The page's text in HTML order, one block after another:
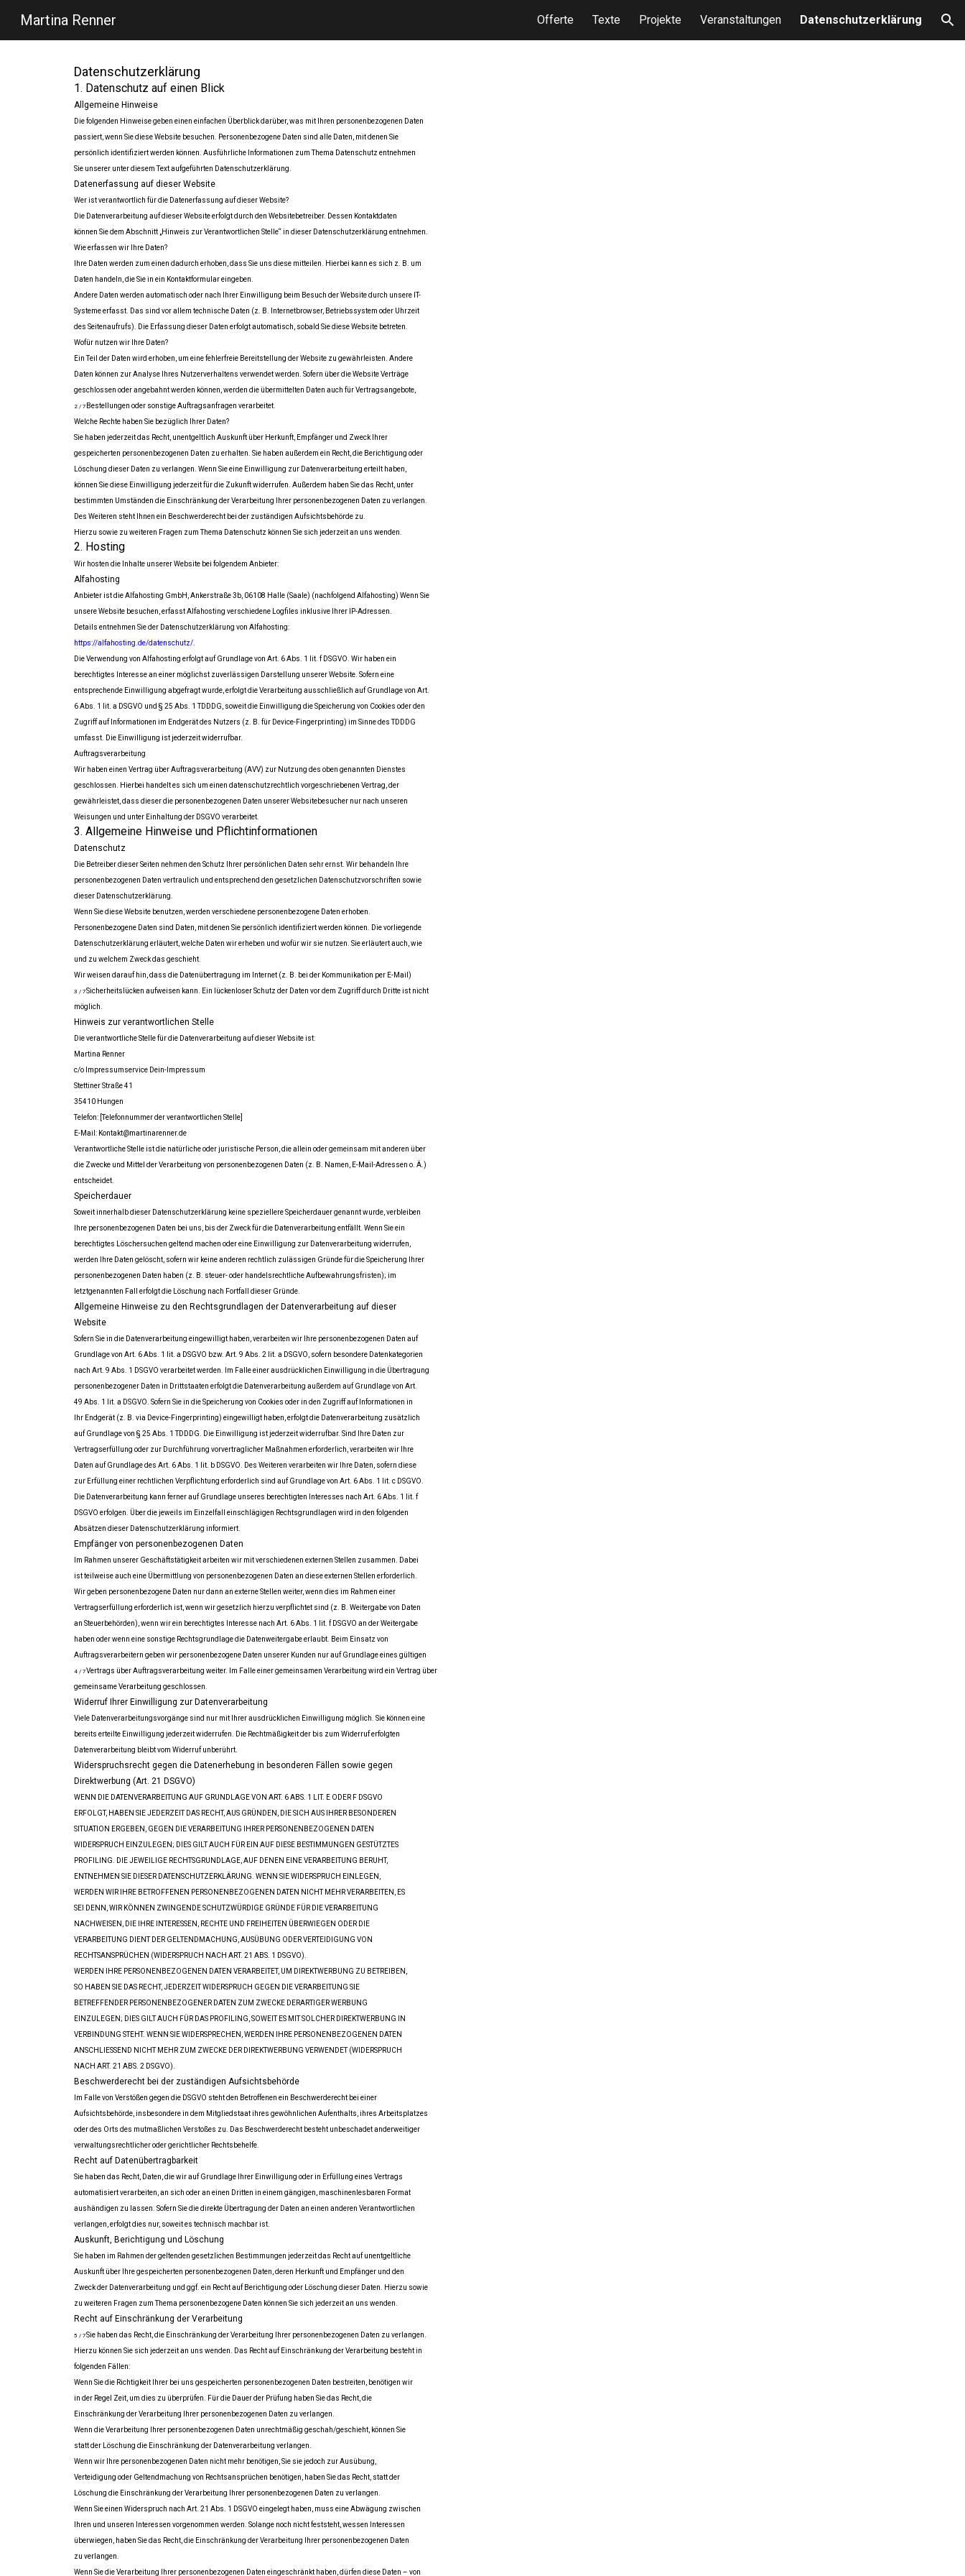
Skip to navigation
Martina Renner Offerte Texte Projekte Veranstaltungen Datenschutzerklärung
Datenschutzerklärung
1. Datenschutz auf einen Blick
Allgemeine Hinweise
Die folgenden Hinweise geben einen einfachen Überblick darüber, was mit Ihren personenbezogenen Daten
passiert, wenn Sie diese Website besuchen. Personenbezogene Daten sind alle Daten, mit denen Sie
persönlich identifiziert werden können. Ausführliche Informationen zum Thema Datenschutz entnehmen
Sie unserer unter diesem Text aufgeführten Datenschutzerklärung.
Datenerfassung auf dieser Website
Wer ist verantwortlich für die Datenerfassung auf dieser Website?
Die Datenverarbeitung auf dieser Website erfolgt durch den Websitebetreiber. Dessen Kontaktdaten
können Sie dem Abschnitt „Hinweis zur Verantwortlichen Stelle“ in dieser Datenschutzerklärung entnehmen.
Wie erfassen wir Ihre Daten?
Ihre Daten werden zum einen dadurch erhoben, dass Sie uns diese mitteilen. Hierbei kann es sich z. B. um
Daten handeln, die Sie in ein Kontaktformular eingeben.
Andere Daten werden automatisch oder nach Ihrer Einwilligung beim Besuch der Website durch unsere IT-
Systeme erfasst. Das sind vor allem technische Daten (z. B. Internetbrowser, Betriebssystem oder Uhrzeit
des Seitenaufrufs). Die Erfassung dieser Daten erfolgt automatisch, sobald Sie diese Website betreten.
Wofür nutzen wir Ihre Daten?
Ein Teil der Daten wird erhoben, um eine fehlerfreie Bereitstellung der Website zu gewährleisten. Andere
Daten können zur Analyse Ihres Nutzerverhaltens verwendet werden. Sofern über die Website Verträge
geschlossen oder angebahnt werden können, werden die übermittelten Daten auch für Vertragsangebote,
2 / 7 Bestellungen oder sonstige Auftragsanfragen verarbeitet.
Welche Rechte haben Sie bezüglich Ihrer Daten?
Sie haben jederzeit das Recht, unentgeltlich Auskunft über Herkunft, Empfänger und Zweck Ihrer
gespeicherten personenbezogenen Daten zu erhalten. Sie haben außerdem ein Recht, die Berichtigung oder
Löschung dieser Daten zu verlangen. Wenn Sie eine Einwilligung zur Datenverarbeitung erteilt haben,
können Sie diese Einwilligung jederzeit für die Zukunft widerrufen. Außerdem haben Sie das Recht, unter
bestimmten Umständen die Einschränkung der Verarbeitung Ihrer personenbezogenen Daten zu verlangen.
Des Weiteren steht Ihnen ein Beschwerderecht bei der zuständigen Aufsichtsbehörde zu.
Hierzu sowie zu weiteren Fragen zum Thema Datenschutz können Sie sich jederzeit an uns wenden.
2. Hosting
Wir hosten die Inhalte unserer Website bei folgendem Anbieter:
Alfahosting
Anbieter ist die Alfahosting GmbH, Ankerstraße 3b, 06108 Halle (Saale) (nachfolgend Alfahosting) Wenn Sie
unsere Website besuchen, erfasst Alfahosting verschiedene Logfiles inklusive Ihrer IP-Adressen.
Details entnehmen Sie der Datenschutzerklärung von Alfahosting:
https://alfahosting.de/datenschutz/.
Die Verwendung von Alfahosting erfolgt auf Grundlage von Art. 6 Abs. 1 lit. f DSGVO. Wir haben ein
berechtigtes Interesse an einer möglichst zuverlässigen Darstellung unserer Website. Sofern eine
entsprechende Einwilligung abgefragt wurde, erfolgt die Verarbeitung ausschließlich auf Grundlage von Art.
6 Abs. 1 lit. a DSGVO und § 25 Abs. 1 TDDDG, soweit die Einwilligung die Speicherung von Cookies oder den
Zugriff auf Informationen im Endgerät des Nutzers (z. B. für Device-Fingerprinting) im Sinne des TDDDG
umfasst. Die Einwilligung ist jederzeit widerrufbar.
Auftragsverarbeitung
Wir haben einen Vertrag über Auftragsverarbeitung (AVV) zur Nutzung des oben genannten Dienstes
geschlossen. Hierbei handelt es sich um einen datenschutzrechtlich vorgeschriebenen Vertrag, der
gewährleistet, dass dieser die personenbezogenen Daten unserer Websitebesucher nur nach unseren
Weisungen und unter Einhaltung der DSGVO verarbeitet.
3. Allgemeine Hinweise und Pflichtinformationen
Datenschutz
Die Betreiber dieser Seiten nehmen den Schutz Ihrer persönlichen Daten sehr ernst. Wir behandeln Ihre
personenbezogenen Daten vertraulich und entsprechend den gesetzlichen Datenschutzvorschriften sowie
dieser Datenschutzerklärung.
Wenn Sie diese Website benutzen, werden verschiedene personenbezogene Daten erhoben.
Personenbezogene Daten sind Daten, mit denen Sie persönlich identifiziert werden können. Die vorliegende
Datenschutzerklärung erläutert, welche Daten wir erheben und wofür wir sie nutzen. Sie erläutert auch, wie
und zu welchem Zweck das geschieht.
Wir weisen darauf hin, dass die Datenübertragung im Internet (z. B. bei der Kommunikation per E-Mail)
3 / 7Sicherheitslücken aufweisen kann. Ein lückenloser Schutz der Daten vor dem Zugriff durch Dritte ist nicht
möglich.
Hinweis zur verantwortlichen Stelle
Die verantwortliche Stelle für die Datenverarbeitung auf dieser Website ist:
Martina Renner
c/o Impressumservice Dein-Impressum
Stettiner Straße 41
35410 Hungen
Telefon: [Telefonnummer der verantwortlichen Stelle]
E-Mail: Kontakt@martinarenner.de
Verantwortliche Stelle ist die natürliche oder juristische Person, die allein oder gemeinsam mit anderen über
die Zwecke und Mittel der Verarbeitung von personenbezogenen Daten (z. B. Namen, E-Mail-Adressen o. Ä.)
entscheidet.
Speicherdauer
Soweit innerhalb dieser Datenschutzerklärung keine speziellere Speicherdauer genannt wurde, verbleiben
Ihre personenbezogenen Daten bei uns, bis der Zweck für die Datenverarbeitung entfällt. Wenn Sie ein
berechtigtes Löschersuchen geltend machen oder eine Einwilligung zur Datenverarbeitung widerrufen,
werden Ihre Daten gelöscht, sofern wir keine anderen rechtlich zulässigen Gründe für die Speicherung Ihrer
personenbezogenen Daten haben (z. B. steuer- oder handelsrechtliche Aufbewahrungsfristen); im
letztgenannten Fall erfolgt die Löschung nach Fortfall dieser Gründe.
Allgemeine Hinweise zu den Rechtsgrundlagen der Datenverarbeitung auf dieser
Website
Sofern Sie in die Datenverarbeitung eingewilligt haben, verarbeiten wir Ihre personenbezogenen Daten auf
Grundlage von Art. 6 Abs. 1 lit. a DSGVO bzw. Art. 9 Abs. 2 lit. a DSGVO, sofern besondere Datenkategorien
nach Art. 9 Abs. 1 DSGVO verarbeitet werden. Im Falle einer ausdrücklichen Einwilligung in die Übertragung
personenbezogener Daten in Drittstaaten erfolgt die Datenverarbeitung außerdem auf Grundlage von Art.
49 Abs. 1 lit. a DSGVO. Sofern Sie in die Speicherung von Cookies oder in den Zugriff auf Informationen in
Ihr Endgerät (z. B. via Device-Fingerprinting) eingewilligt haben, erfolgt die Datenverarbeitung zusätzlich
auf Grundlage von § 25 Abs. 1 TDDDG. Die Einwilligung ist jederzeit widerrufbar. Sind Ihre Daten zur
Vertragserfüllung oder zur Durchführung vorvertraglicher Maßnahmen erforderlich, verarbeiten wir Ihre
Daten auf Grundlage des Art. 6 Abs. 1 lit. b DSGVO. Des Weiteren verarbeiten wir Ihre Daten, sofern diese
zur Erfüllung einer rechtlichen Verpflichtung erforderlich sind auf Grundlage von Art. 6 Abs. 1 lit. c DSGVO.
Die Datenverarbeitung kann ferner auf Grundlage unseres berechtigten Interesses nach Art. 6 Abs. 1 lit. f
DSGVO erfolgen. Über die jeweils im Einzelfall einschlägigen Rechtsgrundlagen wird in den folgenden
Absätzen dieser Datenschutzerklärung informiert.
Empfänger von personenbezogenen Daten
Im Rahmen unserer Geschäftstätigkeit arbeiten wir mit verschiedenen externen Stellen zusammen. Dabei
ist teilweise auch eine Übermittlung von personenbezogenen Daten an diese externen Stellen erforderlich.
Wir geben personenbezogene Daten nur dann an externe Stellen weiter, wenn dies im Rahmen einer
Vertragserfüllung erforderlich ist, wenn wir gesetzlich hierzu verpflichtet sind (z. B. Weitergabe von Daten
an Steuerbehörden), wenn wir ein berechtigtes Interesse nach Art. 6 Abs. 1 lit. f DSGVO an der Weitergabe
haben oder wenn eine sonstige Rechtsgrundlage die Datenweitergabe erlaubt. Beim Einsatz von
Auftragsverarbeitern geben wir personenbezogene Daten unserer Kunden nur auf Grundlage eines gültigen
4 / 7Vertrags über Auftragsverarbeitung weiter. Im Falle einer gemeinsamen Verarbeitung wird ein Vertrag über
gemeinsame Verarbeitung geschlossen.
Widerruf Ihrer Einwilligung zur Datenverarbeitung
Viele Datenverarbeitungsvorgänge sind nur mit Ihrer ausdrücklichen Einwilligung möglich. Sie können eine
bereits erteilte Einwilligung jederzeit widerrufen. Die Rechtmäßigkeit der bis zum Widerruf erfolgten
Datenverarbeitung bleibt vom Widerruf unberührt.
Widerspruchsrecht gegen die Datenerhebung in besonderen Fällen sowie gegen
Direktwerbung (Art. 21 DSGVO)
WENN DIE DATENVERARBEITUNG AUF GRUNDLAGE VON ART. 6 ABS. 1 LIT. E ODER F DSGVO
ERFOLGT, HABEN SIE JEDERZEIT DAS RECHT, AUS GRÜNDEN, DIE SICH AUS IHRER BESONDEREN
SITUATION ERGEBEN, GEGEN DIE VERARBEITUNG IHRER PERSONENBEZOGENEN DATEN
WIDERSPRUCH EINZULEGEN; DIES GILT AUCH FÜR EIN AUF DIESE BESTIMMUNGEN GESTÜTZTES
PROFILING. DIE JEWEILIGE RECHTSGRUNDLAGE, AUF DENEN EINE VERARBEITUNG BERUHT,
ENTNEHMEN SIE DIESER DATENSCHUTZERKLÄRUNG. WENN SIE WIDERSPRUCH EINLEGEN,
WERDEN WIR IHRE BETROFFENEN PERSONENBEZOGENEN DATEN NICHT MEHR VERARBEITEN, ES
SEI DENN, WIR KÖNNEN ZWINGENDE SCHUTZWÜRDIGE GRÜNDE FÜR DIE VERARBEITUNG
NACHWEISEN, DIE IHRE INTERESSEN, RECHTE UND FREIHEITEN ÜBERWIEGEN ODER DIE
VERARBEITUNG DIENT DER GELTENDMACHUNG, AUSÜBUNG ODER VERTEIDIGUNG VON
RECHTSANSPRÜCHEN (WIDERSPRUCH NACH ART. 21 ABS. 1 DSGVO).
WERDEN IHRE PERSONENBEZOGENEN DATEN VERARBEITET, UM DIREKTWERBUNG ZU BETREIBEN,
SO HABEN SIE DAS RECHT, JEDERZEIT WIDERSPRUCH GEGEN DIE VERARBEITUNG SIE
BETREFFENDER PERSONENBEZOGENER DATEN ZUM ZWECKE DERARTIGER WERBUNG
EINZULEGEN; DIES GILT AUCH FÜR DAS PROFILING, SOWEIT ES MIT SOLCHER DIREKTWERBUNG IN
VERBINDUNG STEHT. WENN SIE WIDERSPRECHEN, WERDEN IHRE PERSONENBEZOGENEN DATEN
ANSCHLIESSEND NICHT MEHR ZUM ZWECKE DER DIREKTWERBUNG VERWENDET (WIDERSPRUCH
NACH ART. 21 ABS. 2 DSGVO).
Beschwerderecht bei der zuständigen Aufsichtsbehörde
Im Falle von Verstößen gegen die DSGVO steht den Betroffenen ein Beschwerderecht bei einer
Aufsichtsbehörde, insbesondere in dem Mitgliedstaat ihres gewöhnlichen Aufenthalts, ihres Arbeitsplatzes
oder des Orts des mutmaßlichen Verstoßes zu. Das Beschwerderecht besteht unbeschadet anderweitiger
verwaltungsrechtlicher oder gerichtlicher Rechtsbehelfe.
Recht auf Datenübertragbarkeit
Sie haben das Recht, Daten, die wir auf Grundlage Ihrer Einwilligung oder in Erfüllung eines Vertrags
automatisiert verarbeiten, an sich oder an einen Dritten in einem gängigen, maschinenlesbaren Format
aushändigen zu lassen. Sofern Sie die direkte Übertragung der Daten an einen anderen Verantwortlichen
verlangen, erfolgt dies nur, soweit es technisch machbar ist.
Auskunft, Berichtigung und Löschung
Sie haben im Rahmen der geltenden gesetzlichen Bestimmungen jederzeit das Recht auf unentgeltliche
Auskunft über Ihre gespeicherten personenbezogenen Daten, deren Herkunft und Empfänger und den
Zweck der Datenverarbeitung und ggf. ein Recht auf Berichtigung oder Löschung dieser Daten. Hierzu sowie
zu weiteren Fragen zum Thema personenbezogene Daten können Sie sich jederzeit an uns wenden.
Recht auf Einschränkung der Verarbeitung
5 / 7Sie haben das Recht, die Einschränkung der Verarbeitung Ihrer personenbezogenen Daten zu verlangen.
Hierzu können Sie sich jederzeit an uns wenden. Das Recht auf Einschränkung der Verarbeitung besteht in
folgenden Fällen:
Wenn Sie die Richtigkeit Ihrer bei uns gespeicherten personenbezogenen Daten bestreiten, benötigen wir
in der Regel Zeit, um dies zu überprüfen. Für die Dauer der Prüfung haben Sie das Recht, die
Einschränkung der Verarbeitung Ihrer personenbezogenen Daten zu verlangen.
Wenn die Verarbeitung Ihrer personenbezogenen Daten unrechtmäßig geschah/geschieht, können Sie
statt der Löschung die Einschränkung der Datenverarbeitung verlangen.
Wenn wir Ihre personenbezogenen Daten nicht mehr benötigen, Sie sie jedoch zur Ausübung,
Verteidigung oder Geltendmachung von Rechtsansprüchen benötigen, haben Sie das Recht, statt der
Löschung die Einschränkung der Verarbeitung Ihrer personenbezogenen Daten zu verlangen.
Wenn Sie einen Widerspruch nach Art. 21 Abs. 1 DSGVO eingelegt haben, muss eine Abwägung zwischen
Ihren und unseren Interessen vorgenommen werden. Solange noch nicht feststeht, wessen Interessen
überwiegen, haben Sie das Recht, die Einschränkung der Verarbeitung Ihrer personenbezogenen Daten
zu verlangen.
Wenn Sie die Verarbeitung Ihrer personenbezogenen Daten eingeschränkt haben, dürfen diese Daten – von